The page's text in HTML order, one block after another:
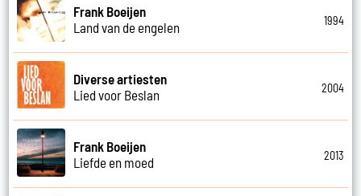
Frank Boeijen
Land van de engelen
1994
Diverse artiesten
Lied voor Beslan
2004
Frank Boeijen
Liefde en moed
2013